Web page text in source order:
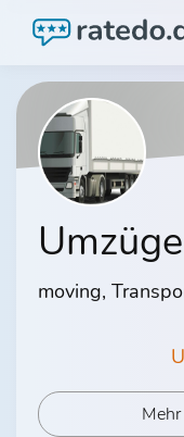
moving,